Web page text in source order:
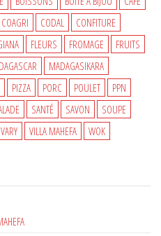
COAGRI CODAL
CONFITURE
FLEURS FROMAGE
FRUITS
MADAGASIKARA
PIZZA PORC POULET
PPN
SANTÉ SAVON
SOUPE
VARY VILLA MAHEFA WOK